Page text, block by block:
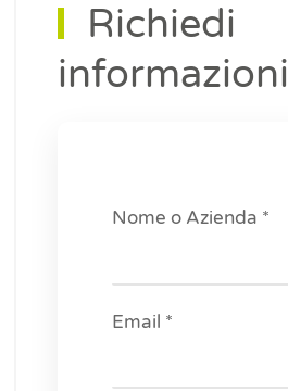
Richiedi
informazioni
Nome o Azienda *
Email *